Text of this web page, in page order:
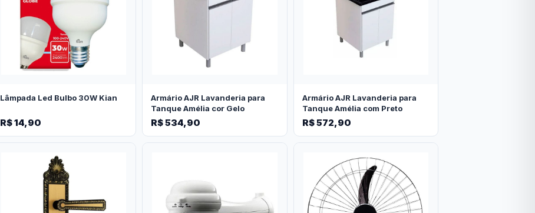
Lâmpada Led Bulbo 30W Kian
R$ 14,90
Armário AJR Lavanderia para
Tanque Amélia cor Gelo
R$ 534,90
Armário AJR Lavanderia para
Tanque Amélia com Preto
R$ 572,90